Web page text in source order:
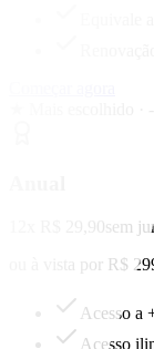
Equivale
★ Mais escolhido ·
12x R$ 29,90sem
ou à vista por R$
Acesso a
Acesso